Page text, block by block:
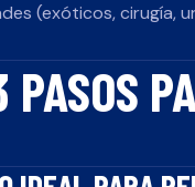
(exóticos, cirugía,